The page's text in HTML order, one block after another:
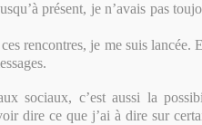
présent, je n’avais pas
rencontres, je me suis lancée.
sociaux, c’est aussi la
dire ce que j’ai à dire sur